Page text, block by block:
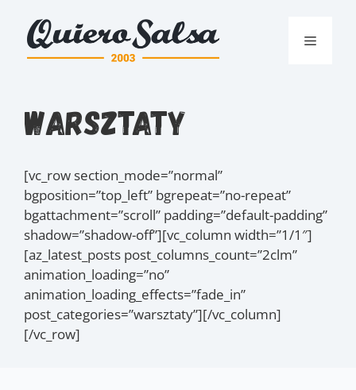
treści
Menu
Warsztaty
[vc_row section_mode=”normal”
bgposition=”top_left” bgrepeat=”no-repeat”
bgattachment=”scroll” padding=”default-padding”
shadow=”shadow-off”][vc_column width=”1/1″]
[az_latest_posts post_columns_count=”2clm”
animation_loading=”no”
animation_loading_effects=”fade_in”
post_categories=”warsztaty”][/vc_column]
[/vc_row]